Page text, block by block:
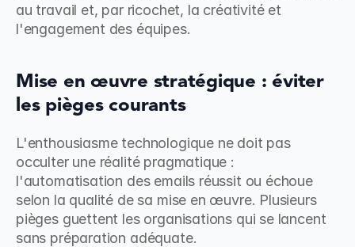
au travail et, par ricochet, la créativité et
l'engagement des équipes.
Mise en œuvre stratégique : éviter
les pièges courants
L'enthousiasme technologique ne doit pas
occulter une réalité pragmatique :
l'automatisation des emails réussit ou échoue
selon la qualité de sa mise en œuvre. Plusieurs
pièges guettent les organisations qui se lancent
sans préparation adéquate.